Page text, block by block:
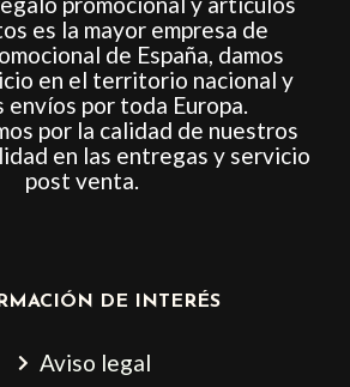
es la mayor empresa de
de España, damos
en el territorio nacional y
envíos por toda Europa.
por la calidad de nuestros
en las entregas y servicio
post venta.
DE INTERÉS
Aviso legal